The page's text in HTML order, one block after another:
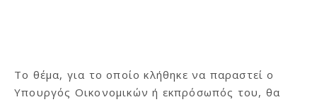
Το θέμα, για το οποίο κλήθηκε να παραστεί ο
Υπουργός Οικονομικών ή εκπρόσωπός του, θα